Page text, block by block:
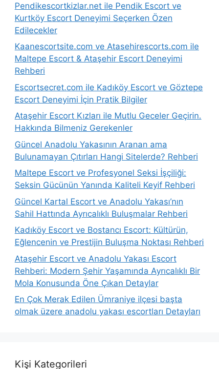
Pendikescortkizlar.net ile Pendik Escort ve
Kurtköy Escort Deneyimi Seçerken Özen
Edilecekler
Kaanescortsite.com ve Atasehirescorts.com ile
Maltepe Escort & Ataşehir Escort Deneyimi
Rehberi
Escortsecret.com ile Kadıköy Escort ve Göztepe
Escort Deneyimi İçin Pratik Bilgiler
Ataşehir Escort Kızları ile Mutlu Geceler Geçirin.
Hakkında Bilmeniz Gerekenler
Güncel Anadolu Yakasının Aranan ama
Bulunamayan Çıtırları Hangi Sitelerde? Rehberi
Maltepe Escort ve Profesyonel Seksi İşçiliği:
Seksin Gücünün Yanında Kaliteli Keyif Rehberi
Güncel Kartal Escort ve Anadolu Yakası’nın
Sahil Hattında Ayrıcalıklı Buluşmalar Rehberi
Kadıköy Escort ve Bostancı Escort: Kültürün,
Eğlencenin ve Prestijin Buluşma Noktası Rehberi
Ataşehir Escort ve Anadolu Yakası Escort
Rehberi: Modern Şehir Yaşamında Ayrıcalıklı Bir
Mola Konusunda Öne Çıkan Detaylar
En Çok Merak Edilen Ümraniye ilçesi başta
olmak üzere anadolu yakası escortları Detayları
Kişi Kategorileri